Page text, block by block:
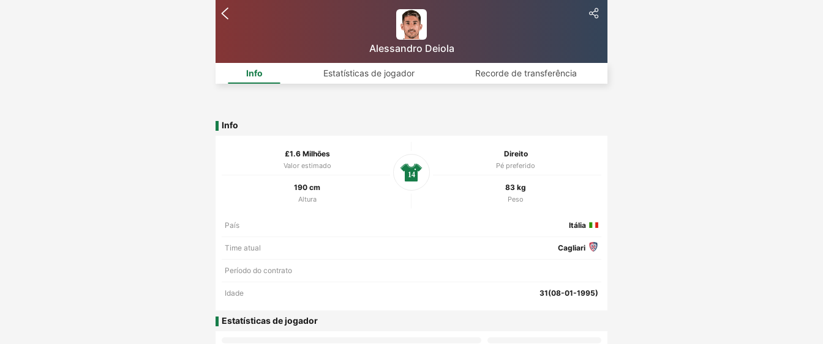
Alessandro Deiola
Info Estatísticas de jogador Recorde de transferência
Info
£1.6 Milhões
Valor estimado
Direito
Pé preferido
190 cm
Altura
83 kg
Peso
14
País Itália
Time atual Cagliari
Período do contrato
Idade 31(08-01-1995)
Estatísticas de jogador